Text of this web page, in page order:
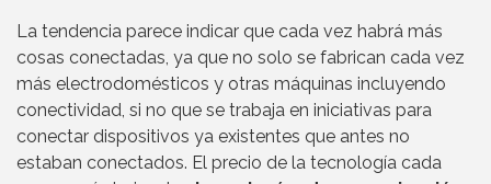
La tendencia parece indicar que cada vez habrá más
cosas conectadas, ya que no solo se fabrican cada vez
más electrodomésticos y otras máquinas incluyendo
conectividad, si no que se trabaja en iniciativas para
conectar dispositivos ya existentes que antes no
estaban conectados. El precio de la tecnología cada